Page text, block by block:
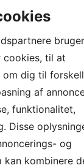
gemmes i op til
bruger
cookies, til at
om dig til
af
funktionalitet,
Disse
og
kan kombinere